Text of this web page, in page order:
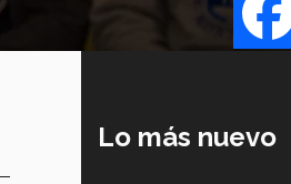
Lo más nuevo